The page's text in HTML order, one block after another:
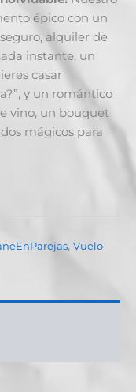
épico con un
alquiler de
instante, un
casar
y un romántico
vino, un bouquet
mágicos para
, Vuelo